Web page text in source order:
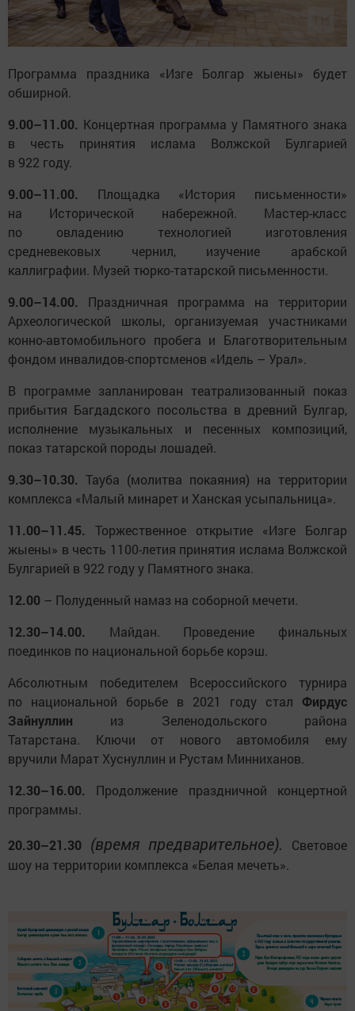
Программа праздника «Изге Болгар жыены» будет
обширной.
9.00–11.00. Концертная программа у Памятного знака
в честь принятия ислама Волжской Булгарией
в 922 году.
9.00–11.00. Площадка «История письменности»
на Исторической набережной. Мастер-класс
по овладению технологией изготовления
средневековых чернил, изучение арабской
каллиграфии. Музей тюрко-татарской письменности.
9.00–14.00. Праздничная программа на территории
Археологической школы, организуемая участниками
конно-автомобильного пробега и Благотворительным
фондом инвалидов-спортсменов «Идель – Урал».
В программе запланирован театрализованный показ
прибытия Багдадского посольства в древний Булгар,
исполнение музыкальных и песенных композиций,
показ татарской породы лошадей.
9.30–10.30. Тауба (молитва покаяния) на территории
комплекса «Малый минарет и Ханская усыпальница».
11.00–11.45. Торжественное открытие «Изге Болгар
жыены» в честь 1100-летия принятия ислама Волжской
Булгарией в 922 году у Памятного знака.
12.00 – Полуденный намаз на соборной мечети.
12.30–14.00. Майдан. Проведение финальных
поединков по национальной борьбе корэш.
Абсолютным победителем Всероссийского турнира
по национальной борьбе в 2021 году стал Фирдус
Зайнуллин из Зеленодольского района
Татарстана. Ключи от нового автомобиля ему
вручили Марат Хуснуллин и Рустам Минниханов.
12.30–16.00. Продолжение праздничной концертной
программы.
20.30–21.30 (время предварительное).
Световое
шоу на территории комплекса «Белая мечеть».